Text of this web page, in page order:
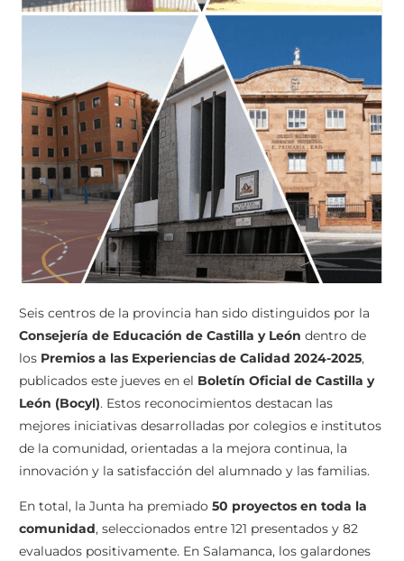
Seis centros de la provincia han sido distinguidos por la
Consejería de Educación de Castilla y León dentro de
los Premios a las Experiencias de Calidad 2024-2025,
publicados este jueves en el Boletín Oficial de Castilla y
León (Bocyl). Estos reconocimientos destacan las
mejores iniciativas desarrolladas por colegios e institutos
de la comunidad, orientadas a la mejora continua, la
innovación y la satisfacción del alumnado y las familias.
En total, la Junta ha premiado 50 proyectos en toda la
comunidad, seleccionados entre 121 presentados y 82
evaluados positivamente. En Salamanca, los galardones